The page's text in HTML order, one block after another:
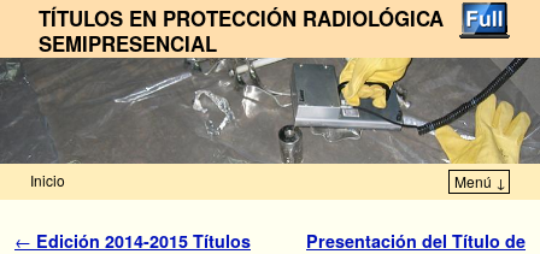
TÍTULOS EN PROTECCIÓN RADIOLÓGICA
SEMIPRESENCIAL
Inicio Menú ↓
Navegador de artículos
← Edición 2014-2015 Títulos
Presentación del Título de